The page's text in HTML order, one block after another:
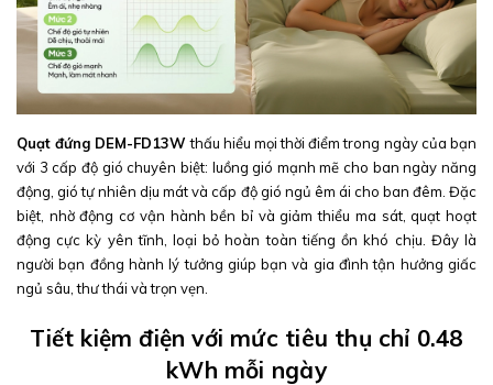
Quạt đứng DEM-FD13Wthấu hiểu mọi thời điểm trong ngày của bạn
với 3 cấp độ gió chuyên biệt: luồng gió mạnh mẽ cho ban ngày năng
động, gió tự nhiên dịu mát và cấp độ gió ngủ êm ái cho ban đêm. Đặc
biệt, nhờ động cơ vận hành bền bỉ và giảm thiểu ma sát, quạt hoạt
động cực kỳ yên tĩnh, loại bỏ hoàn toàn tiếng ồn khó chịu. Đây là
người bạn đồng hành lý tưởng giúp bạn và gia đình tận hưởng giấc
ngủ sâu, thư thái và trọn vẹn.
Tiết kiệm điện với mức tiêu thụ chỉ 0.48
kWh mỗi ngày